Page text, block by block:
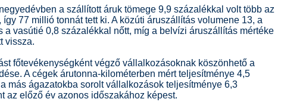
a szállított áruk tömege 9,9 százalékkal volt több az
77 millió tonnát tett ki. A közúti áruszállítás volumene 13, a
a vasútié 0,8 százalékkal nőtt, míg a belvízi áruszállítás mértéke
vissza.
főtevékenységként végző vállalkozásoknak köszönhető a
A cégek árutonna-kilométerben mért teljesítménye 4,5
más ágazatokba sorolt vállalkozások teljesítménye 6,3
az előző év azonos időszakához képest.